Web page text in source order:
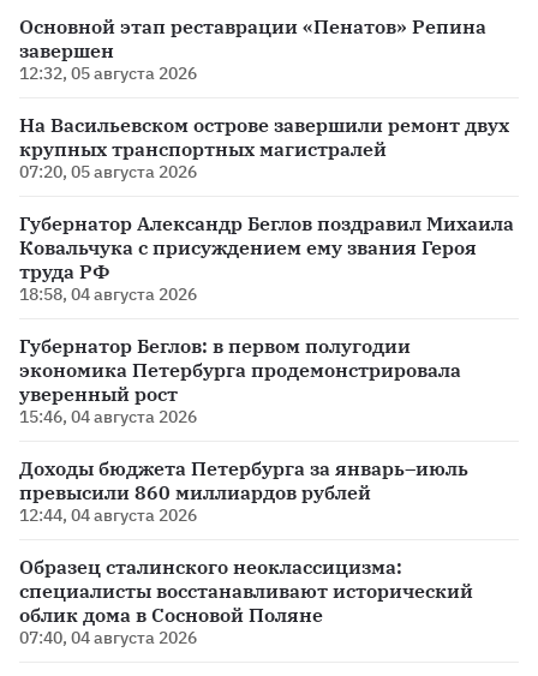
Основной этап реставрации «Пенатов» Репина
завершен
12:32, 05 августа 2026
На Васильевском острове завершили ремонт двух
крупных транспортных магистралей
07:20, 05 августа 2026
Губернатор Александр Беглов поздравил Михаила
Ковальчука с присуждением ему звания Героя
труда РФ
18:58, 04 августа 2026
Губернатор Беглов: в первом полугодии
экономика Петербурга продемонстрировала
уверенный рост
15:46, 04 августа 2026
Доходы бюджета Петербурга за январь–июль
превысили 860 миллиардов рублей
12:44, 04 августа 2026
Образец сталинского неоклассицизма:
специалисты восстанавливают исторический
облик дома в Сосновой Поляне
07:40, 04 августа 2026